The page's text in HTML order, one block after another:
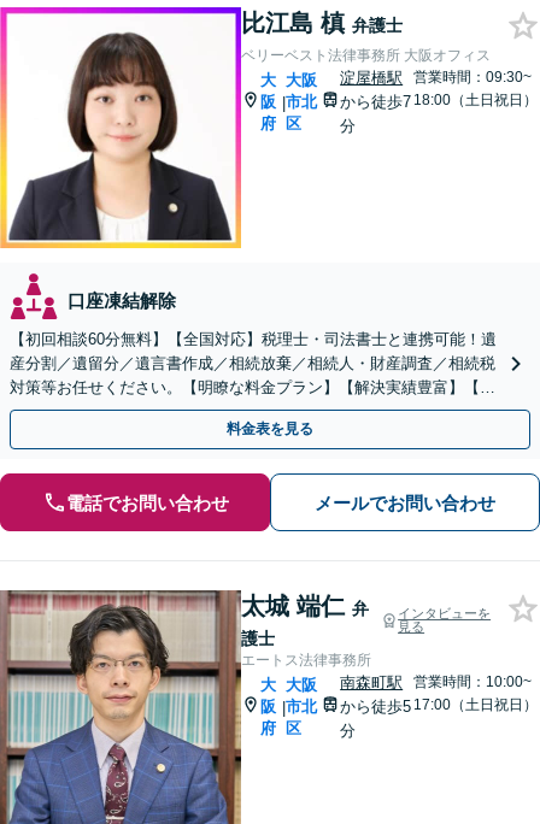
比江島 槙 弁護士
ベリーベスト法律事務所 大阪オフィス
大
阪
府
|
大阪
市北
区
淀屋橋駅
から徒歩7
分
営業時間：09:30~
18:00（土日祝日）
口座凍結解除
【初回相談60分無料】【全国対応】税理士・司法書士と連携可能！遺
産分割／遺留分／遺言書作成／相続放棄／相続人・財産調査／相続税
対策等お任せください。【明瞭な料金プラン】【解決実績豊富】【電
話相談可】
料金表を見る
電話でお問い合わせ メールでお問い合わせ
太城 端仁 弁
護士
インタビューを
見る
エートス法律事務所
大
阪
府
|
大阪
市北
区
南森町駅
から徒歩5
分
営業時間：10:00~
17:00（土日祝日）